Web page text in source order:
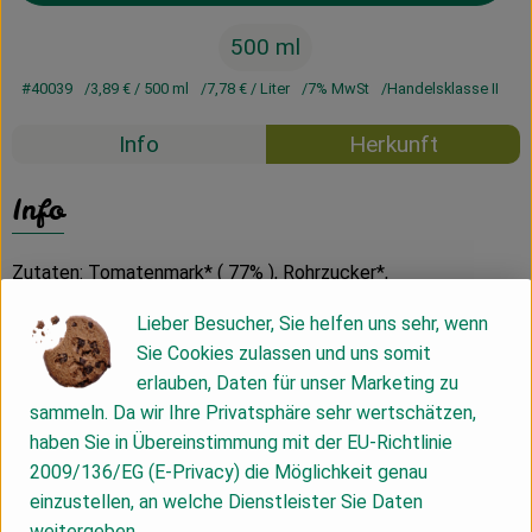
500 ml
#40039 3,89 € / 500 ml 7,78 € / Liter 7% MwSt Handelsklasse II
Info Herkunft
Info
Zutaten: Tomatenmark* ( 77% ), Rohrzucker*,
aus kontrolliert ökologischem Anbau
Ohne Konservierungsstoffe
Ohne Geschmackverstärker
Gluten- und Lactosefrei
Lieber Besucher, Sie helfen uns sehr, wenn
Sie Cookies zulassen und uns somit
erlauben, Daten für unser Marketing zu
sammeln. Da wir Ihre Privatsphäre sehr wertschätzen,
haben Sie in Übereinstimmung mit der EU-Richtlinie
2009/136/EG (E-Privacy) die Möglichkeit genau
einzustellen, an welche Dienstleister Sie Daten